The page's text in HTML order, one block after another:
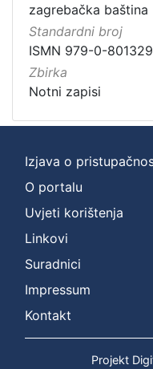
zagrebačka baština
Standardni broj
ISMN 979-0-
Zbirka
Notni zapisi
Izjava o
O portalu
Uvjeti korištenja
Linkovi
Suradnici
Impressum
Kontakt
Projekt